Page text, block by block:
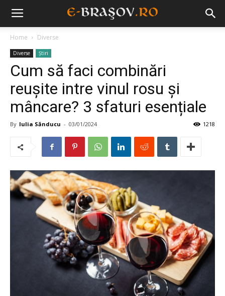
Home Diverse
Diverse Știri
Cum să faci combinări
reușite intre vinul rosu și
mâncare? 3 sfaturi esențiale
By Iulia Sănducu - 03/01/2024 1218